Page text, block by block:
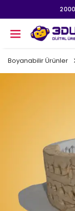
Boyanabilir Ürünler